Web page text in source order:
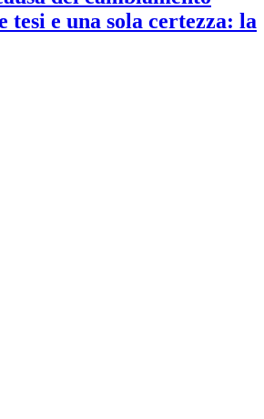
tesi e una sola certezza: la